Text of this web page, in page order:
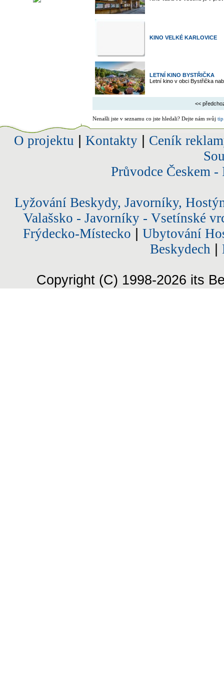
KINO VELKÉ KARLOVICE
LETNÍ KINO BYSTŘIČKA
Letní kino v obci Bystřička
<<
Nenašli jste v seznamu co jste hledali? Dejte nám svůj tip
O projektu Kontakty| Ceník
Průvodce Českem
Lyžování Beskydy, Javorníky,
Valašsko - Javorníky - Vsetínské
Frýdecko-Místecko
Ubytování
Beskydech
Copyright (C) 1998-2026 its